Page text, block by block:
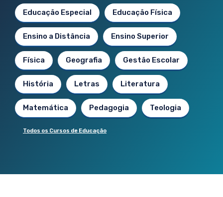
Educação Especial Educação Física
Ensino a Distância Ensino Superior
Física Geografia Gestão Escolar
História Letras Literatura
Matemática Pedagogia Teologia
Todos os Cursos de Educação